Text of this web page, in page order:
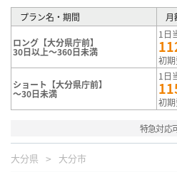
プラン名・期間 月
ロング【大分県庁前】
30日以上～360日未満
1日
初
ショート【大分県庁前】
～30日未満
1日
初
特急対応
大分県 大分市